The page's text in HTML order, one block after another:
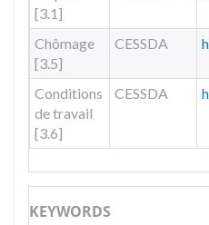
[3.1]
Chômage
[3.5]
CESSDA
Conditions
de travail
[3.6]
CESSDA
KEYWORDS